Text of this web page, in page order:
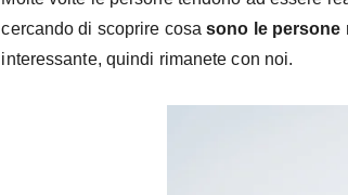
cercando di scoprire cosasono le persone
interessante, quindi rimanete con noi.